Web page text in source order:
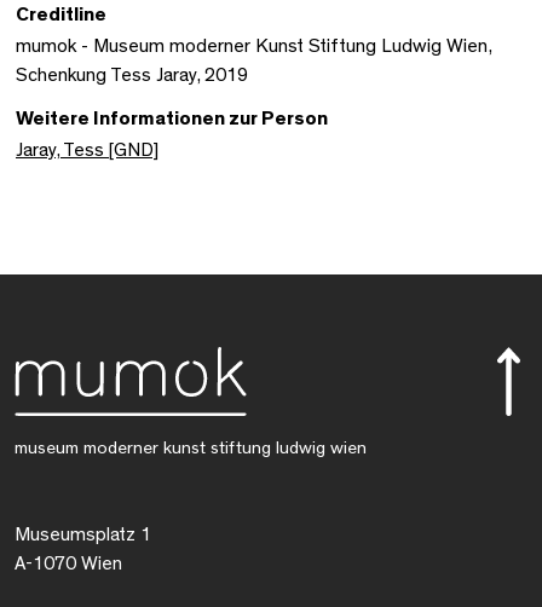
Creditline
mumok - Museum moderner Kunst Stiftung Ludwig Wien,
Schenkung Tess Jaray, 2019
Weitere Informationen zur Person
Jaray, Tess [GND]
museum moderner kunst stiftung ludwig wien
Museumsplatz 1
A-1070 Wien